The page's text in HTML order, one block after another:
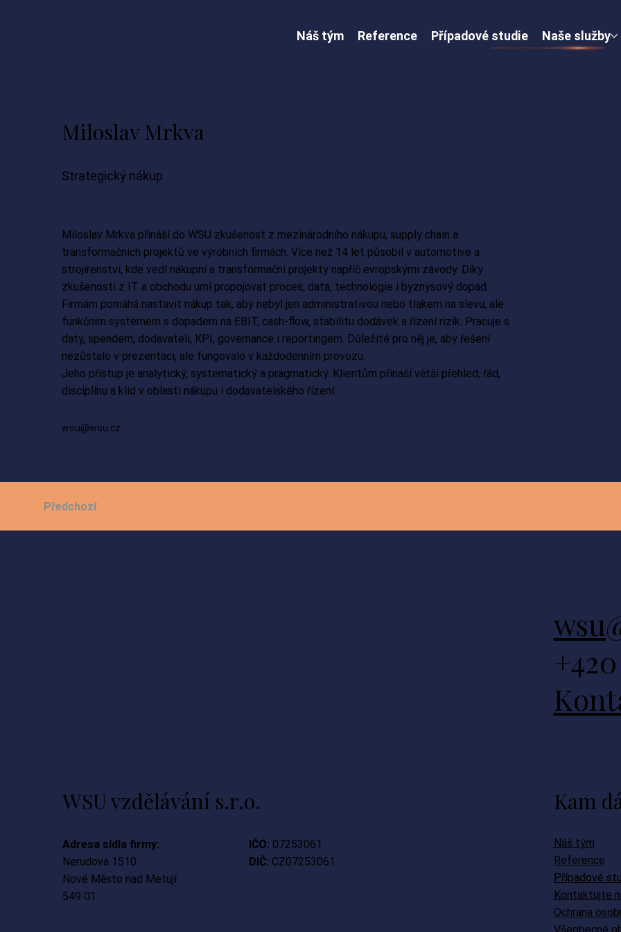
Náš tým Reference Případové studie Naše služby
Miloslav Mrkva
Strategický nákup
Miloslav Mrkva přináší do WSU zkušenost z mezinárodního nákupu, supply chain a
transformačních projektů ve výrobních firmách. Více než 14 let působil v automotive a
strojírenství, kde vedl nákupní a transformační projekty napříč evropskými závody. Díky
zkušenosti z IT a obchodu umí propojovat proces, data, technologie i byznysový dopad.
Firmám pomáhá nastavit nákup tak, aby nebyl jen administrativou nebo tlakem na slevu, ale
funkčním systémem s dopadem na EBIT, cash-flow, stabilitu dodávek a řízení rizik. Pracuje s
daty, spendem, dodavateli, KPI, governance i reportingem. Důležité pro něj je, aby řešení
nezůstalo v prezentaci, ale fungovalo v každodenním provozu.
Jeho přístup je analytický, systematický a pragmatický. Klientům přináší větší přehled, řád,
disciplínu a klid v oblasti nákupu i dodavatelského řízení.
wsu@wsu.cz
Předchozí
+420
WSU vzdělávání s.r.o.
Adresa sídla firmy:
Nerudova 1510
Nové Město nad Metují
549 01
IČO: 07253061
DIČ: CZ07253061
Kam
Náš tým
Reference
Případové
Kontaktujte
Ochrana